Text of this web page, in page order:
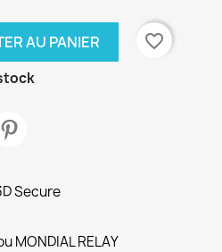
AU PANIER
favorite_border
Secure
MONDIAL RELAY